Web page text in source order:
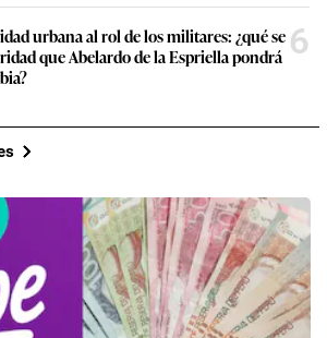
urbana al rol de los militares: ¿qué se
que Abelardo de la Espriella pondrá 6